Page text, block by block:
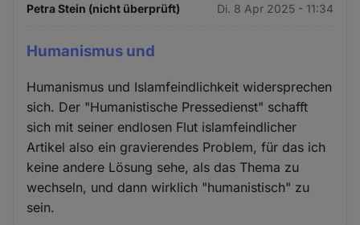
Petra Stein (nicht überprüft) Di. 8 Apr 2025 - 11:34
Humanismus und
Humanismus und Islamfeindlichkeit widersprechen
sich. Der "Humanistische Pressedienst" schafft
sich mit seiner endlosen Flut islamfeindlicher
Artikel also ein gravierendes Problem, für das ich
keine andere Lösung sehe, als das Thema zu
wechseln, und dann wirklich "humanistisch" zu
sein.